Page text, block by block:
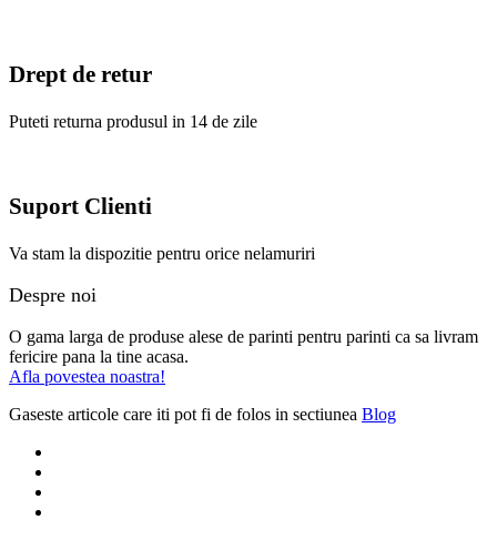
Drept de retur
Puteti returna produsul in 14 de zile
Suport Clienti
Va stam la dispozitie pentru orice nelamuriri
Despre noi
O gama larga de produse alese de parinti pentru parinti ca sa livram
fericire pana la tine acasa.
Afla povestea noastra!
Gaseste articole care iti pot fi de folos in sectiunea Blog